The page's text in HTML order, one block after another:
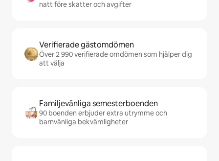
natt före skatter och avgifter
Verifierade gästomdömen
Över 2 990 verifierade omdömen som hjälper dig
att välja
Familjevänliga semesterboenden
90 boenden erbjuder extra utrymme och
barnvänliga bekvämligheter